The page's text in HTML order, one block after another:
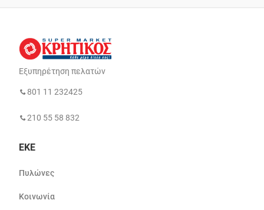
Εξυπηρέτηση πελατών
801 11 232425
210 55 58 832
ΕΚΕ
Πυλώνες
Κοινωνία